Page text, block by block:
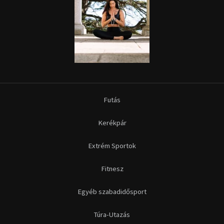
Futás
Kerékpár
Extrém Sportok
Fitnesz
Egyéb szabadidősport
Túra-Utazás